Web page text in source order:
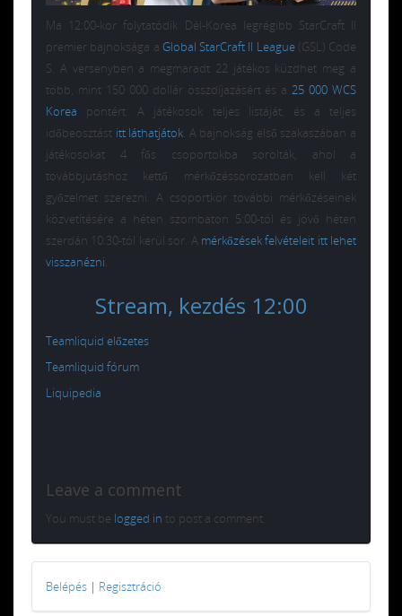
Ma 12:00-kor folytatódik Dél-Korea legrégibb StarCraft II
premier bajnoksága a Global StarCraft II League(GSL) Code
S. A versenyben a megmaradt 22 játékos küzdhet meg a
több, mint 150 000 dollár összdíjazásért és a25 000 WCS
Korea pontért. A játékosok teljes listáját, és a teljes
időbeosztást itt láthatjátok. A bajnokság első szakaszában a
játékosokat 4 fős csoportokba sorolták, ahol a
továbbjutáshoz kettő mérkőzéssorozatban kell két
győzelmet szerezni. A csoportkör további mérkőzéseinek
közvetítésére a héten szombaton 5:00-tól és jövő héten
szerdán 10:30-tól kerül sor. A mérkőzések felvételeit itt lehet
visszanézni.
Stream, kezdés 12:00
Teamliquid előzetes
Teamliquid fórum
Liquipedia
Leave a comment
You must be logged in to post a comment.
Belépés | Regisztráció